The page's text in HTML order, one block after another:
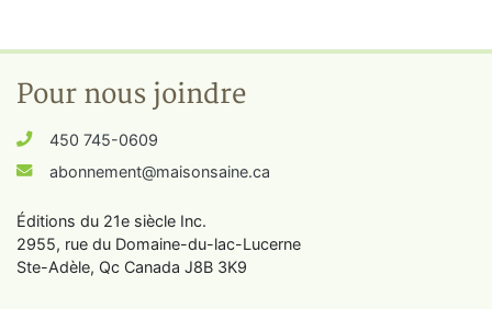
Pour nous joindre
450 745-0609
abonnement@maisonsaine.ca
Éditions du 21e siècle Inc.
2955, rue du Domaine-du-lac-Lucerne
Ste-Adèle, Qc Canada J8B 3K9